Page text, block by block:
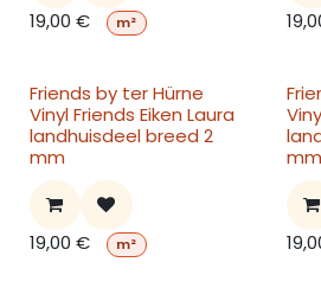
19,00 € m²
Friends by ter Hürne
Vinyl Friends Eiken Laura
landhuisdeel breed 2
mm
19,00 € m²
mm